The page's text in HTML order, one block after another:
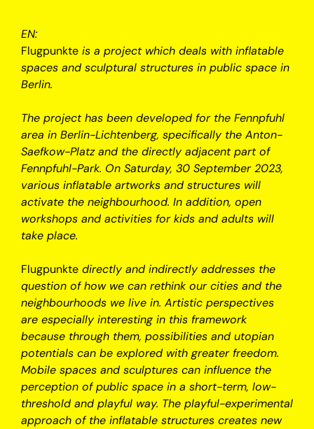
EN:
Flugpunkte is a project which deals with inflatable
spaces and sculptural structures in public space in
Berlin.
The project has been developed for the Fennpfuhl
area in Berlin-Lichtenberg, specifically the Anton-
Saefkow-Platz and the directly adjacent part of
Fennpfuhl-Park. On Saturday, 30 September 2023,
various inflatable artworks and structures will
activate the neighbourhood. In addition, open
workshops and activities for kids and adults will
take place.
Flugpunkte directly and indirectly addresses the
question of how we can rethink our cities and the
neighbourhoods we live in. Artistic perspectives
are especially interesting in this framework
because through them, possibilities and utopian
potentials can be explored with greater freedom.
Mobile spaces and sculptures can influence the
perception of public space in a short-term, low-
threshold and playful way. The playful-experimental
approach of the inflatable structures creates new